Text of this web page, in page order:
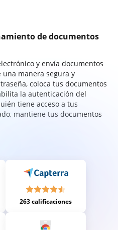
de documentos
y envía documentos
manera segura y
coloca tus documentos
la autenticación del
tiene acceso a tus
mantiene tus documentos
263 calificaciones